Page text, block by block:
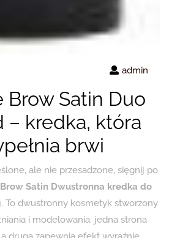
admin
Satin Duo
– kredka, która
brwi
ale nie przesadzone, sięgnij po
Satin Dwustronna kredka do
. To dwustronny kosmetyk stworzony
i modelowania: jedna strona